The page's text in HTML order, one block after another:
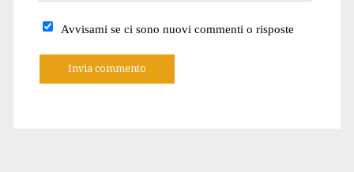
Avvisami se ci sono nuovi commenti o risposte